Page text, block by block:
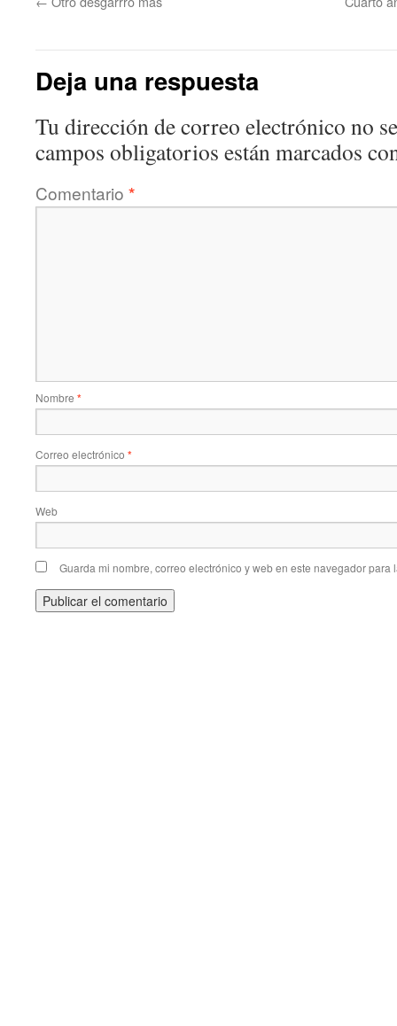
Deja una respuesta
Tu dirección de correo electrónico no
campos obligatorios están marcados
Comentario *
Nombre *
Correo electrónico *
Web
Guarda mi nombre, correo electrónico y web en este navegador para